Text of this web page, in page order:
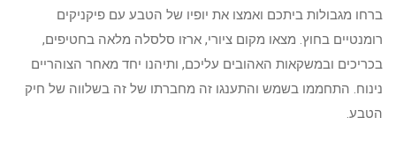
ברחו מגבולות ביתכם ואמצו את יופיו של הטבע עם פיקניקים
רומנטיים בחוץ. מצאו מקום ציורי, ארזו סלסלה מלאה בחטיפים,
בכריכים ובמשקאות האהובים עליכם, ותיהנו יחד מאחר הצוהריים
נינוח. התחממו בשמש והתענגו זה מחברתו של זה בשלווה של חיק
הטבע.